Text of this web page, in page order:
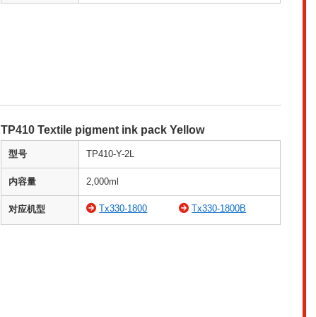
TP410 Textile pigment ink pack Yellow
型号 TP410-Y-2L
内容量 2,000ml
对应机型 Tx330-1800 Tx330-1800B